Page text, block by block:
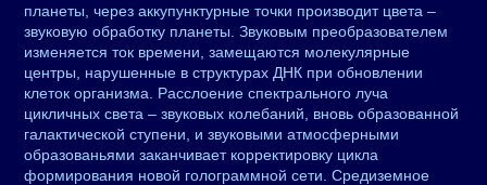
планеты, через аккупунктурные точки производит цвета –
звуковую обработку планеты. Звуковым преобразователем
изменяется ток времени, замещаются молекулярные
центры, нарушенные в структурах ДНК при обновлении
клеток организма. Расслоение спектрального луча
цикличных света – звуковых колебаний, вновь образованной
галактической ступени, и звуковыми атмосферными
образованьями заканчивает корректировку цикла
формирования новой голограммной сети. Средиземное